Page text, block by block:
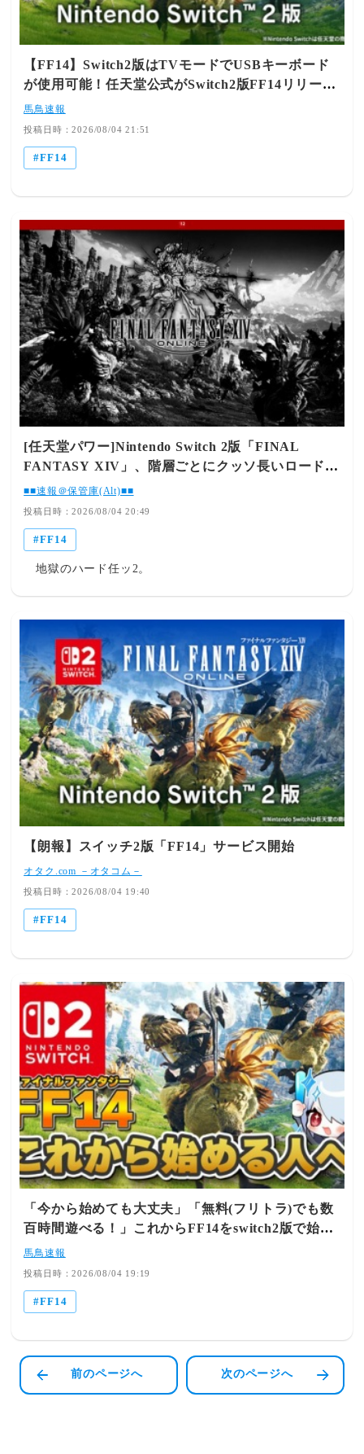
ルじゃなくて嫌な思いしないための助言だけどな若葉でヘ
タクソでも嫌味いう奴なんてキ◯◯◯以外ほとんどおらん
こと言われるかもしれんしな何度もいうけどこんなことも
わからんからおまえはアホで社会不適合なんだよ阿
呆 855： とあるヒカセンさん@ξﾟ⊿ﾟ)ξ： 2026/08/04(火)
だけの話なのにマジで働いたことない人こわい860： とあ
@ξﾟ⊿ﾟ)ξ： 2026/08/04(火) 16:53:00.38 ID:2g+NAwMp0
(2/3回レス) [sage] [-] ▽>>8605chの使い方を学んできてく
ださいねその場その場のマナーやルールがあるって難しい
話？ 862： とあるヒカセンさん@ξﾟ⊿ﾟ)ξ：
2026/08/04(火) 16:56:32.22 ID:gYgyPMeGH (4/5回レス) []
[-] ▽>>861画面の向こうには人がいるんですよ？ 856：
とあるヒカセンさん@ξﾟ⊿ﾟ)ξ： 2026/08/04(火)
15:46:23.23 ID:Osc3syFQ0 (3/3回レス) [] [-] ▽マクロの使
い方を覚えたらよろしくお願いしますとお疲れ様でしたの
マクロを登録すると思うけど使い慣れてきた頃に突入時に
おつかれと退出時によろしくのマクロを誤爆するから注意
だたまに見かけるw863： とあるヒカセンさん@ξﾟ⊿ﾟ)ξ：
2026/08/04(火) 16:56:52.18 ID:bxTElbKn0 (1/2回レス) []
[-] ▽ド素人なんだけど挨拶って日本語でいいの？北米プ
る？ 864： とあるヒカセンさん@ξﾟ⊿ﾟ)ξ：
2026/08/04(火) 16:57:16.62 ID:0Oooj+yA0 (8/8回レス) []
[-] ▽ド素人はプレイしないでください 866： とあるヒカ
センさん@ξﾟ⊿ﾟ)ξ： 2026/08/04(火) 16:58:25.64
ID:bxTElbKn0 (2/2回レス) [] [-] ▽はい 868： とあるヒカ
数十分で終わるコンテンツでいちいち誰が挨拶してるとか
してないとか気にしてやってんのか自分の挨拶がちゃんと
発言されてるかどうかはチラッと見るけど他の人の挨拶な
んて読んですらいないわ 869： とあるヒカセンさん@ξﾟ
⊿ﾟ)ξ： 2026/08/04(火) 17:02:40.22 ID:0Oooj+yA0 (9/9回
レス) [] [-] ▽その挨拶もマクロだからなぁ意味なくね
ｗ 引用元:https://egg.5ch.io/test/read.cgi/ffo/1780902757/
⊿ﾟ)ξ： 2026/08/04(火) 15:05:20.66 ID:SvtTgmkV0 (1/1回
レス) [sage] [-] ▽極に備えて買っておいた人も不要と感じ
て損切りしてると思う🥺 165： とあるヒカセンさん@ξﾟ
⊿ﾟ)ξ： 2026/08/04(火) 15:06:58.32 ID:CzCJ2ROA0 (1/1回
レス) [] [-] ▽CEのアクセしか出たことないから知らんけ
ど指輪は出やすいんか🥺 166： とあるヒカセンさん@ξﾟ
⊿ﾟ)ξ： 2026/08/04(火) 15:16:39.28 ID:j7aEEQEQ0 (5/6回
レス) [] [-] ▽指輪はポット箱、マスター指輪はニンジン
からしか出ないけど出る確率高いから安い耳首腕は島箱か
あるヒカセンさん@ξﾟ⊿ﾟ)ξ： 2026/08/04(火) 15:21:12.00
ってくれる人がいるのが救い 168： とあるヒカセンさん
@ξﾟ⊿ﾟ)ξ： 2026/08/04(火) 15:26:22.51 ID:RMO3LLFQd
(2/2回レス) [] [-] ▽極専用のアチーブマウントすらない事
で極に行くつもりマンマンだったのに極行かなくていいや
になってノーマル1回クリアした時点で脱北し白銀白金を
処分して確保しておいたアクセを全部売ったやつーワイで
す 169： とあるヒカセンさん@ξﾟ⊿ﾟ)ξ： 2026/08/04(火)
15:26:46.35 ID:k2paJdEJ0 (5/5回レス) [] [-] ▽ネックレス
はミラプリに割と気に入ってる🥺引用
元:https://egg.5ch.io/test/read.cgi/ffo/1785771113/
【FF14】Switch2版はTVモードでUSBキーボード
が使用可能！任天堂公式がSwitch2版FF14リリース
のタイミングに合わせてお知らせ
馬鳥速報
投稿日時：2026/08/04 21:51
FF14
[任天堂パワー]Nintendo Switch 2版「FINAL
FANTASY XIV」、階層ごとにクッソ長いロード時
間が挟まり、30秒弱になる事もあると判明してしま
う
■■速報＠保管庫(Alt)■■
投稿日時：2026/08/04 20:49
FF14
地獄のハード任ッ2。
【朗報】スイッチ2版「FF14」サービス開始
オタク.com －オタコム－
投稿日時：2026/08/04 19:40
FF14
「今から始めても大丈夫」「無料(フリトラ)でも数
百時間遊べる！」これからFF14をswitch2版で始め
る人向けの初心者動画がコチラ！
馬鳥速報
投稿日時：2026/08/04 19:19
FF14
前のページへ 次のページへ